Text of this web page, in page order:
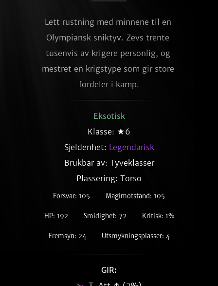
Lett rustning med minnene til en
Olympiansk sniktyv. Zevs trente
tusenvis av krigere personlig, og
mestret en krigstype som gir store
fordeler i kamp.
Eksotisk
Klasse: ★6
Sjeldenhet: Legendarisk
Brukbar av: Tyveklasser
Plassering: Torso
Forsvar: 105 Magimotstand: 105
HP: 192 Smidighet: 72 Kritisk: 1%
Fremsyn: 24 Utsmykningsplasser: 4
GIR: